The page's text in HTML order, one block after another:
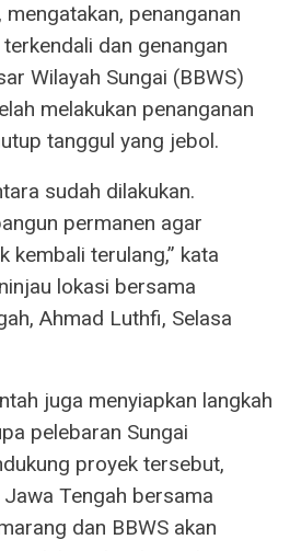
penanganan
dan genangan
Wilayah Sungai (BBWS)
melakukan penanganan
tanggul yang jebol.
sudah dilakukan.
permanen agar
kembali terulang,” kata
lokasi bersama
Ahmad Luthfi, Selasa
juga menyiapkan langkah
pelebaran Sungai
proyek tersebut,
Tengah bersama
dan BBWS akan